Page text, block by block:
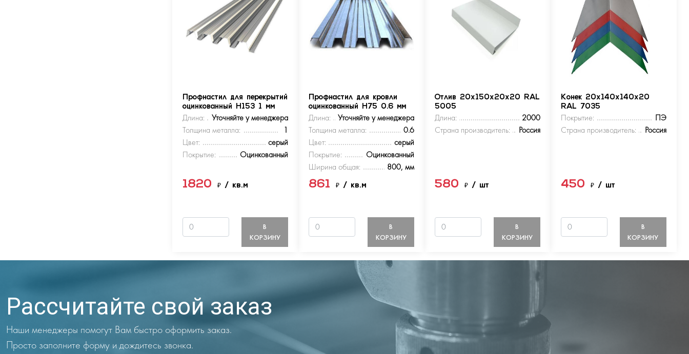
Профнастил для перекрытий
оцинкованный Н153 1 мм
Длина:
Уточняйте у менеджера
Толщина металла:
1
Цвет:
серый
Покрытие:
Оцинкованный
1820₽/ кв.м
В
КОРЗИНУ
Профнастил для кровли
оцинкованный Н75 0.6 мм
Длина:
Уточняйте у менеджера
Толщина металла:
0.6
Цвет:
серый
Покрытие:
Оцинкованный
Ширина общая:
800, мм
861₽/ кв.м
В
КОРЗИНУ
Отлив 20х150х20х20 RAL
5005
Длина:
2000
Страна производитель:
Россия
580₽/ шт
В
КОРЗИНУ
Конек 20х140х140х20
RAL 7035
Покрытие:
ПЭ
Страна производитель:
Россия
450 ₽ / шт
В
КОРЗИНУ
Рассчитайте свой заказ
Наши менеджеры помогут Вам быстро оформить заказ.
Просто заполните форму и дождитесь звонка.